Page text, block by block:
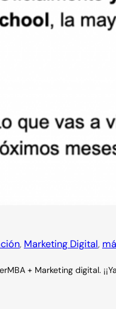
, Marketing Digital,
+ Marketing digital.